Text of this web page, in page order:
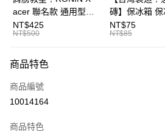
匯豐（台灣）商業銀行
華泰
聯邦商業銀行
遠東
元大商業銀行
台灣樂天信用卡公司
大哥付你分期
相關說明
2.付款方式選擇「大哥付你分期」，訂單成立
成交易。
4.訂單成立30分鐘內，如未前往確認交易或遇
法說明評估內容。
相關說明
AFTEE先享後付是「在收到商品之後才付款」
便利好安心！
２．便利：只要手機號碼，簡訊認證，即可結
ATM付款
acer 聯名款 通用型減
壓背帶 釣魚背帶 釣竿
背帶 冰箱背帶 減壓背
NT$425
NT$500
磚】保冰箱 保
冷磚 凍磚 冰塊
T161
NT$75
NT$85
商品特色
商品編號
10014164
商品特色